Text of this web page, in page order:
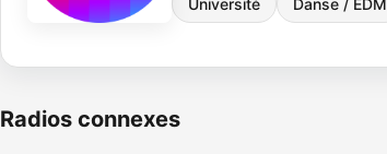
Université Danse / EDM
Radios connexes